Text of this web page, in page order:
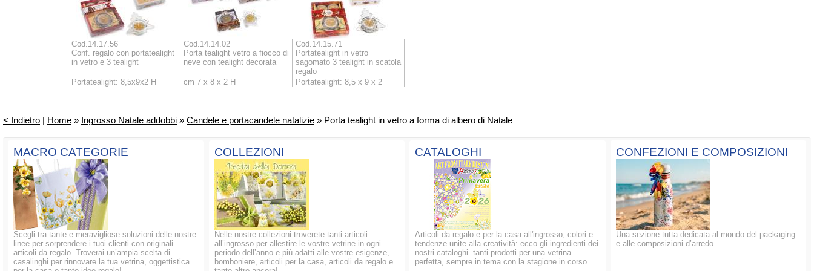
Cod.14.17.56
Conf. regalo con portatealight
in vetro e 3 tealight
Portatealight: 8,5x9x2 H
Cod.14.14.02
Porta tealight vetro a fiocco di
neve con tealight decorata
cm 7 x 8 x 2 H
Cod.14.15.71
Portatealight in vetro
sagomato 3 tealight in scatola
regalo
Portatealight: 8,5 x 9 x 2
< Indietro | Home » Ingrosso Natale addobbi » Candele e portacandele natalizie » Porta tealight in vetro a forma di albero di Natale
MACRO CATEGORIE
Scegli tra tante e meravigliose soluzioni delle nostre
linee per sorprendere i tuoi clienti con originali
articoli da regalo. Troverai un’ampia scelta di
casalinghi per rinnovare la tua vetrina, oggettistica
COLLEZIONI
Nelle nostre collezioni troverete tanti articoli
all’ingrosso per allestire le vostre vetrine in ogni
periodo dell’anno e più adatti alle vostre esigenze,
bomboniere, articoli per la casa, articoli da regalo e
CATALOGHI
Articoli da regalo e per la casa all'ingrosso, colori e
tendenze unite alla creatività: ecco gli ingredienti dei
nostri cataloghi. tanti prodotti per una vetrina
perfetta, sempre in tema con la stagione in corso.
CONFEZIONI E COMPOSIZIONI
Una sezione tutta dedicata al mondo del packaging
e alle composizioni d’arredo.